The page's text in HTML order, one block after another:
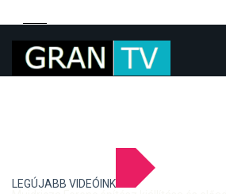
LEGÚJABB VIDEÓINK